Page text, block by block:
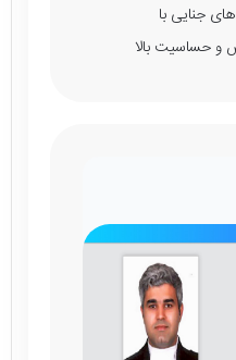
جنایی با
حساسیت بالا